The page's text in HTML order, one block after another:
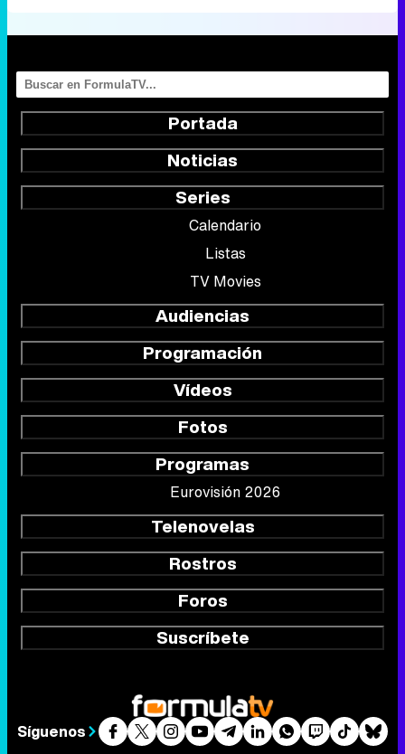
Portada
Noticias
Series
Calendario
Listas
TV Movies
Audiencias
Programación
Vídeos
Fotos
Programas
Eurovisión 2026
Telenovelas
Rostros
Foros
Suscríbete
Síguenos